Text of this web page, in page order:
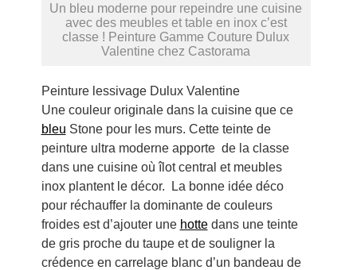
Un bleu moderne pour repeindre une cuisine
avec des meubles et table en inox c’est
classe ! Peinture Gamme Couture Dulux
Valentine chez Castorama
Peinture lessivage Dulux Valentine
Une couleur originale dans la cuisine que ce
bleu Stone pour les murs. Cette teinte de
peinture ultra moderne apporte de la classe
dans une cuisine où îlot central et meubles
inox plantent le décor. La bonne idée déco
pour réchauffer la dominante de couleurs
froides est d’ajouter une hottedans une teinte
de gris proche du taupe et de souligner la
crédence en carrelage blanc d’un bandeau de